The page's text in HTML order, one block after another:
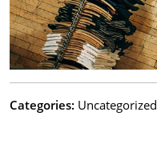
Categories: Uncategorized